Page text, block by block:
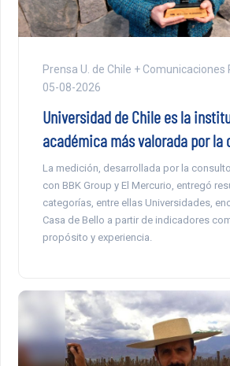
Prensa U. de Chile + Comunicaciones
05-08-2026
Universidad de Chile es la
académica más valorada por la
La medición, desarrollada por la
con BBK Group y El Mercurio, entregó
categorías, entre ellas Universidades,
Casa de Bello a partir de indicadores
propósito y experiencia.